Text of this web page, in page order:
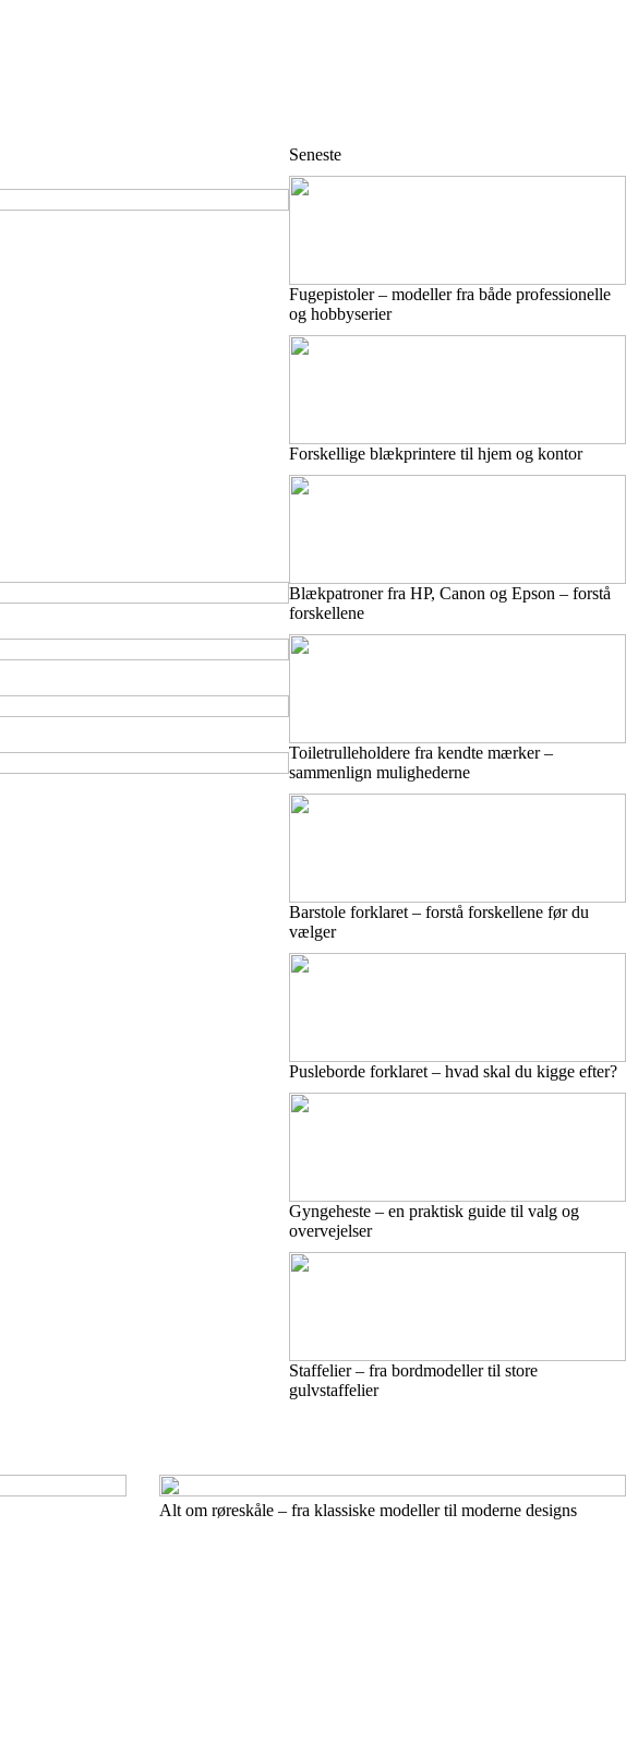
Seneste
Fugepistoler – modeller fra både professionelle
og hobbyserier
Forskellige blækprintere til hjem og kontor
Blækpatroner fra HP, Canon og Epson – forstå
forskellene
Toiletrulleholdere fra kendte mærker –
sammenlign mulighederne
Barstole forklaret – forstå forskellene før du
vælger
Pusleborde forklaret – hvad skal du kigge efter?
Gyngeheste – en praktisk guide til valg og
overvejelser
Staffelier – fra bordmodeller til store
gulvstaffelier
Alt om røreskåle – fra klassiske modeller til moderne designs